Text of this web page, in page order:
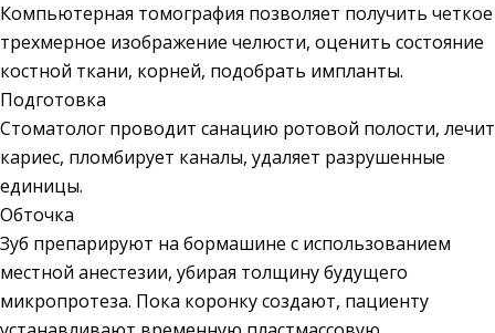
Компьютерная томография позволяет получить четкое
трехмерное изображение челюсти, оценить состояние
костной ткани, корней, подобрать импланты.
Подготовка
Стоматолог проводит санацию ротовой полости, лечит
кариес, пломбирует каналы, удаляет разрушенные
единицы.
Обточка
Зуб препарируют на бормашине с использованием
местной анестезии, убирая толщину будущего
микропротеза. Пока коронку создают, пациенту